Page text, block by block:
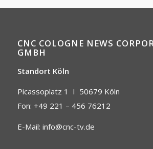
CNC COLOGNE NEWS
GMBH
Standort Köln
Picassoplatz 1 I 50679 Köln
Fon: +49 221 – 456 76212
E-Mail: info@cnc-tv.de